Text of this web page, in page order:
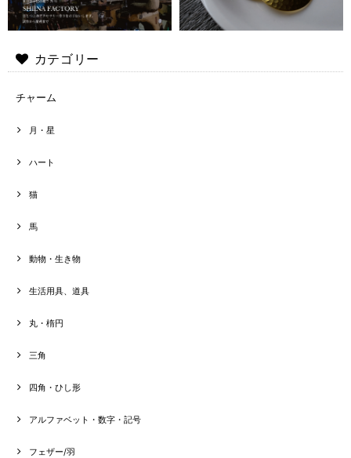
カテゴリー
チャーム
月・星
ハート
猫
馬
動物・生き物
生活用具、道具
丸・楕円
三角
四角・ひし形
アルファベット・数字・記号
フェザー/羽